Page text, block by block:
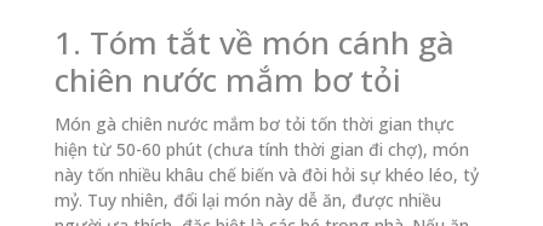
1. Tóm tắt về món cánh gà
chiên nước mắm bơ tỏi
Món gà chiên nước mắm bơ tỏi tốn thời gian thực
hiện từ 50-60 phút (chưa tính thời gian đi chợ), món
này tốn nhiều khâu chế biến và đòi hỏi sự khéo léo, tỷ
mỷ. Tuy nhiên, đổi lại món này dễ ăn, được nhiều